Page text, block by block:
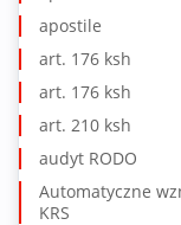
apostile
art. 176 ksh
art. 176 ksh
art. 210 ksh
audyt RODO
Automatyczne
KRS